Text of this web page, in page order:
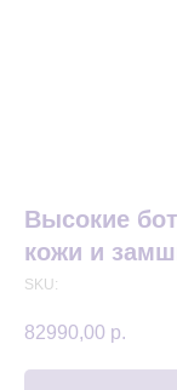
Высокие
кожи и
SKU:
82990,00 р.